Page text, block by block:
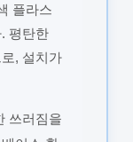
플라스
평탄한
, 설치가
쓰러짐을